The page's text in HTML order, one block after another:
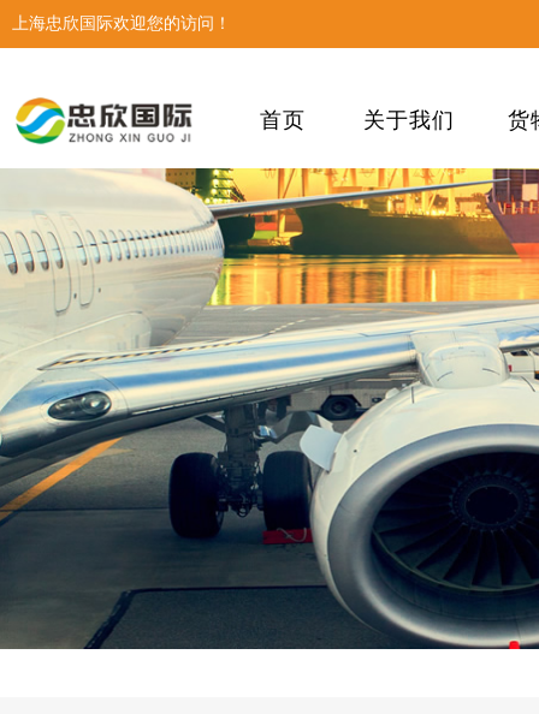
上海忠欣国际欢迎您的访问！
首页 关于我们 货